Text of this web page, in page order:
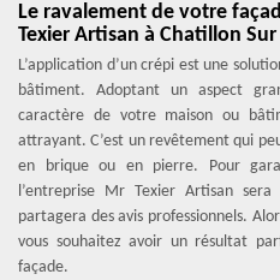
Le ravalement de votre
Texier Artisan à Chatillon
L’application d’un crépi est une
bâtiment. Adoptant un aspect
caractère de votre maison ou
attrayant. C’est un revêtement qui
en brique ou en pierre. Pour
l’entreprise Mr Texier Artisan
partagera des avis professionnels.
vous souhaitez avoir un résultat
façade.